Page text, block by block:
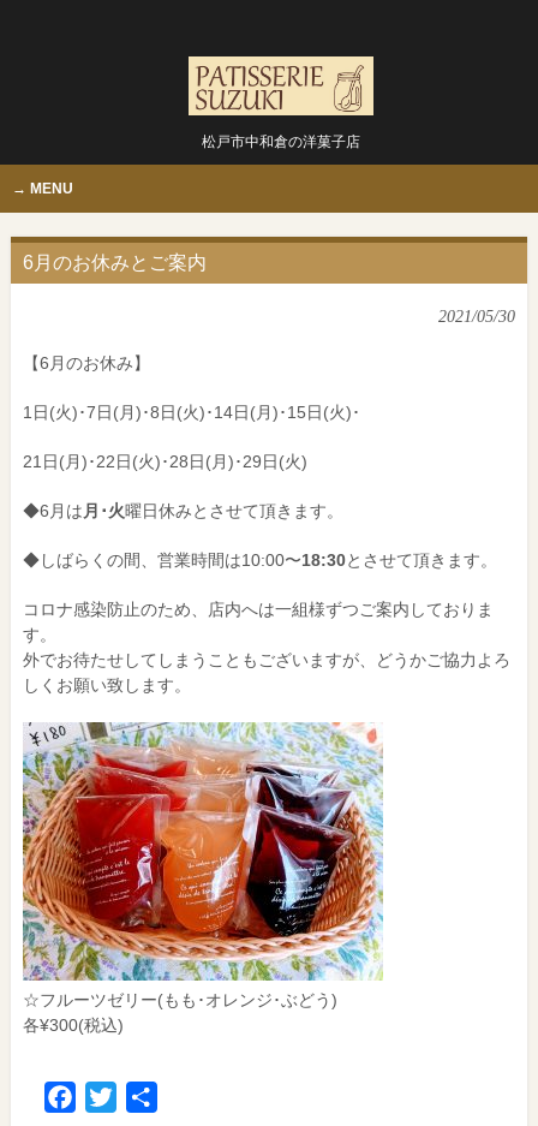
松戸市中和倉の洋菓子店
MENU
6月のお休みとご案内
2021/05/30
【6月のお休み】
1日(火)･7日(月)･8日(火)･14日(月)･15日(火)･
21日(月)･22日(火)･28日(月)･29日(火)
◆6月は月･火曜日休みとさせて頂きます。
◆しばらくの間、営業時間は10:00〜18:30とさせて頂きます。
コロナ感染防止のため、店内へは一組様ずつご案内しておりま
す。
外でお待たせしてしまうこともございますが、どうかご協力よろ
しくお願い致します。
☆フルーツゼリー(もも･オレンジ･ぶどう)
各¥300(税込)
Facebook
Twitter